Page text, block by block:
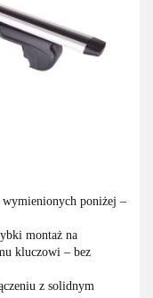
poniżej –
montaż na
kluczowi – bez
z solidnym